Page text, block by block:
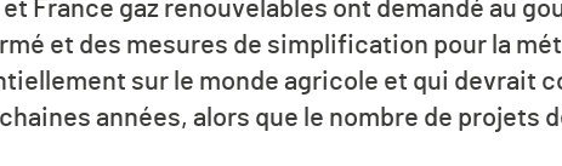
France gaz renouvelables ont demandé au
et des mesures de simplification pour la
sur le monde agricole et qui devrait
années, alors que le nombre de projets